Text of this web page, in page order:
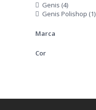
Genis (4)
Genis Polishop (1)
Marca
Cor